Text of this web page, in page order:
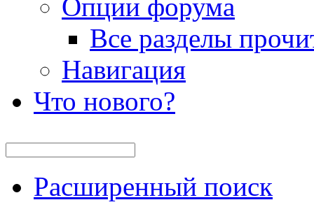
Опции форума
Все разделы
Навигация
Что нового?
Расширенный поиск